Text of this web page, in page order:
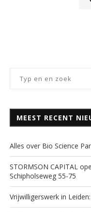
MEEST RECENT
Alles over Bio Science
STORMSON CAPITAL
Schipholseweg 55-75
Vrijwilligerswerk in